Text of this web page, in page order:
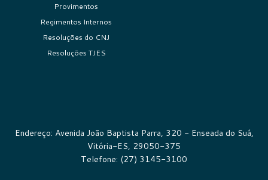
Provimentos
Regimentos Internos
Resoluções do CNJ
Resoluções TJES
Endereço: Avenida João Baptista Parra, 320 - Enseada do Suá,
Vitória-ES, 29050-375
Telefone: (27) 3145-3100